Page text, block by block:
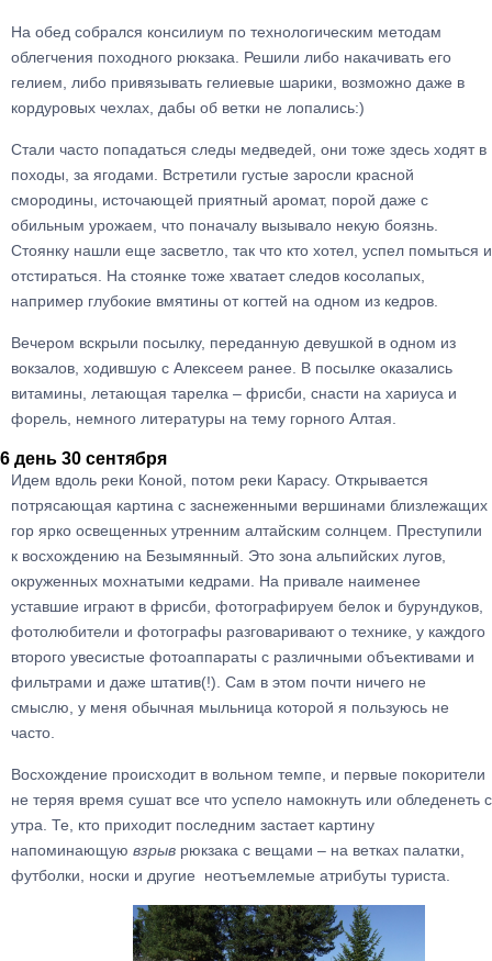
На обед собрался консилиум по технологическим методам
облегчения походного рюкзака. Решили либо накачивать его
гелием, либо привязывать гелиевые шарики, возможно даже в
кордуровых чехлах, дабы об ветки не лопались:)
Стали часто попадаться следы медведей, они тоже здесь ходят в
походы, за ягодами. Встретили густые заросли красной
смородины, источающей приятный аромат, порой даже с
обильным урожаем, что поначалу вызывало некую боязнь.
Стоянку нашли еще засветло, так что кто хотел, успел помыться и
отстираться. На стоянке тоже хватает следов косолапых,
например глубокие вмятины от когтей на одном из кедров.
Вечером вскрыли посылку, переданную девушкой в одном из
вокзалов, ходившую с Алексеем ранее. В посылке оказались
витамины, летающая тарелка – фрисби, снасти на хариуса и
форель, немного литературы на тему горного Алтая.
6 день 30 сентября
Идем вдоль реки Коной, потом реки Карасу. Открывается
потрясающая картина с заснеженными вершинами близлежащих
гор ярко освещенных утренним алтайским солнцем. Преступили
к восхождению на Безымянный. Это зона альпийских лугов,
окруженных мохнатыми кедрами. На привале наименее
уставшие играют в фрисби, фотографируем белок и бурундуков,
фотолюбители и фотографы разговаривают о технике, у каждого
второго увесистые фотоаппараты с различными объективами и
фильтрами и даже штатив(!). Сам в этом почти ничего не
смыслю, у меня обычная мыльница которой я пользуюсь не
часто.
Восхождение происходит в вольном темпе, и первые покорители
не теряя время сушат все что успело намокнуть или обледенеть с
утра. Те, кто приходит последним застает картину
напоминающую взрыв рюкзака с вещами – на ветках палатки,
футболки, носки и другие неотъемлемые атрибуты туриста.